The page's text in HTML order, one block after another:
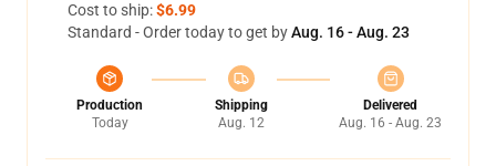
Cost to ship:$6.99
Standard - Order today to get byAug. 16 - Aug. 23
Production
Today
Shipping
Aug. 12
Delivered
Aug. 16 - Aug. 23